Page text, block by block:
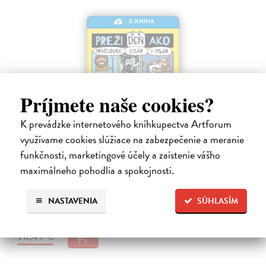
Príjmete naše cookies?
K prevádzke internetového kníhkupectva Artforum
využívame cookies slúžiace na zabezpečenie a meranie
funkčnosti, marketingové účely a zaistenie vášho
maximálneho pohodlia a spokojnosti.
SÚHLASÍM
NASTAVENIA
E-KNIHA
Preži deň ako pračlovek, cisár či pisár
Barfield Mike, Bradley Jess | Elektronická kniha
Pasteurovi - vedcovi, ktorý im skomplikoval život?
Na stiahnutie akoPDF
10,49 €